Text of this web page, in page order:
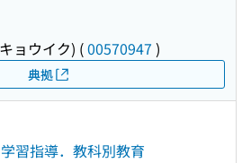
ョウイク) (00570947 )
典拠
習指導．教科別教育